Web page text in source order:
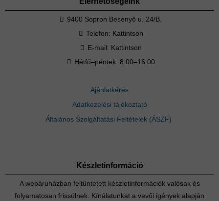
9400 Sopron Besenyő u. 24/B.
Telefon: Kattintson
E-mail: Kattintson
Hétfő–péntek: 8.00–16.00
Ajánlatkérés
Adatkezelési tájékoztató
Általános Szolgáltatási Feltételek (ÁSZF)
Készletinformáció
A webáruházban feltüntetett készletinformációk valósak és
folyamatosan frissülnek. Kínálatunkat a vevői igények alapján